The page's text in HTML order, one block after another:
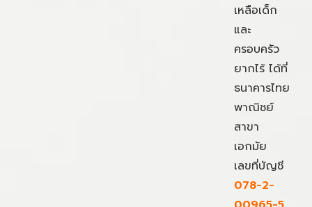
เหลือเด็ก
และ
ครอบครัว
ยากไร้ ได้ที่
ธนาคารไทย
พาณิชย์
สาขา
เอกมัย
เลขที่บัญชี
078-2-